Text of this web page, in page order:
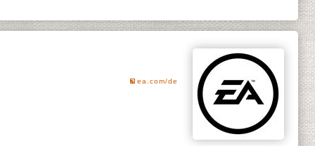
ea.com/de